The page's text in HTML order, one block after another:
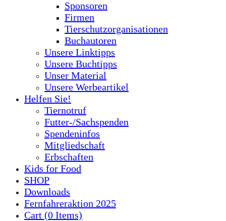
Sponsoren
Firmen
Tierschutzorganisationen
Buchautoren
Unsere Linktipps
Unsere Buchtipps
Unser Material
Unsere Werbeartikel
Helfen Sie!
Tiernotruf
Futter-/Sachspenden
Spendeninfos
Mitgliedschaft
Erbschaften
Kids for Food
SHOP
Downloads
Fernfahreraktion 2025
Cart (0 Items)